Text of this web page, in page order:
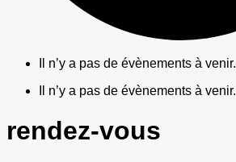
Il n’y a pas de évènements à venir.
Il n’y a pas de évènements à venir.
rendez-vous